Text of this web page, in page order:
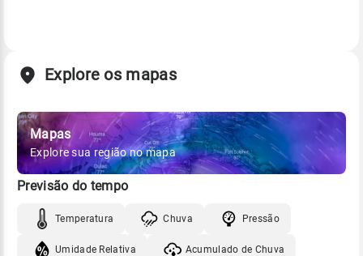
Explore os mapas
Mapas
Explore sua região no mapa
Previsão do tempo
Temperatura Chuva Pressão
Umidade Relativa Acumulado de Chuva